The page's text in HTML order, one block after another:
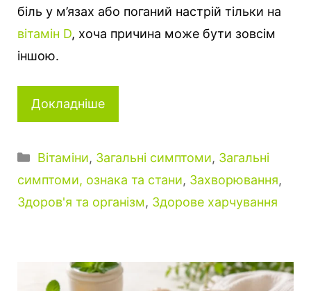
біль у м’язах або поганий настрій тільки на
вітамін D, хоча причина може бути зовсім
іншою.
Докладніше
Категорії
Вітаміни, Загальні симптоми, Загальні
симптоми, ознака та стани, Захворювання,
Здоров'я та організм, Здорове харчування